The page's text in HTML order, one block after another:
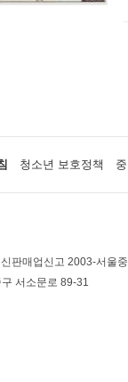
청소년 보호정책
판매업신고 2003-서울
서소문로 89-31